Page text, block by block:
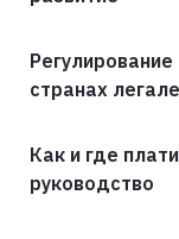
странах
Как и где
руководство